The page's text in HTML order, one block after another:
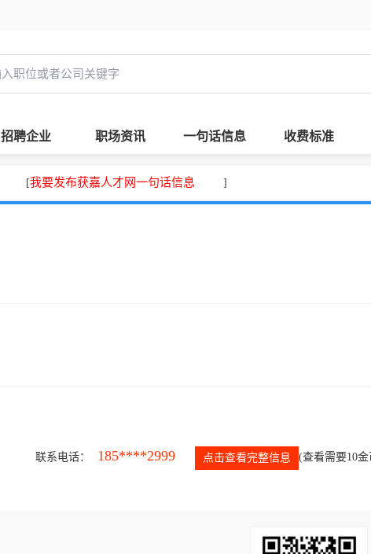
招聘企业 职场资讯 一句话信息 收费标准
[我要发布获嘉人才网一句话信息 ]
联系电话： 185****2999 点击查看完整信息 (查看需要10金